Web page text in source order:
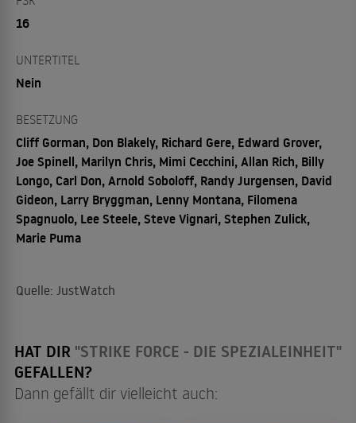
16
UNTERTITEL
Nein
BESETZUNG
Cliff Gorman, Don Blakely, Richard Gere, Edward Grover,
Joe Spinell, Marilyn Chris, Mimi Cecchini, Allan Rich, Billy
Longo, Carl Don, Arnold Soboloff, Randy Jurgensen, David
Gideon, Larry Bryggman, Lenny Montana, Filomena
Spagnuolo, Lee Steele, Steve Vignari, Stephen Zulick,
Marie Puma
Quelle: JustWatch
HAT DIR "STRIKE FORCE - DIE SPEZIALEINHEIT"
GEFALLEN?
Dann gefällt dir vielleicht auch: